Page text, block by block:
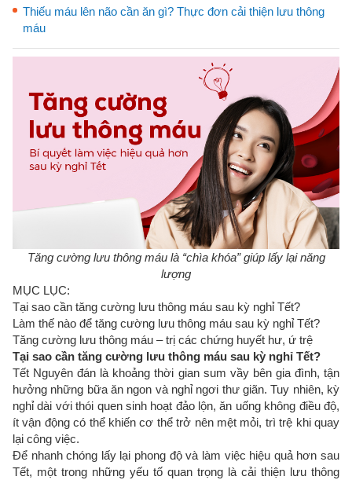
Thiếu máu lên não cần ăn gì? Thực đơn cải thiện lưu thông
máu
Tăng cường lưu thông máu là “chìa khóa” giúp lấy lại năng
lượng
MỤC LỤC:
Tại sao cần tăng cường lưu thông máu sau kỳ nghỉ Tết?
Làm thế nào để tăng cường lưu thông máu sau kỳ nghỉ Tết?
Tăng cường lưu thông máu – trị các chứng huyết hư, ứ trệ
Tại sao cần tăng cường lưu thông máu sau kỳ nghỉ Tết?
Tết Nguyên đán là khoảng thời gian sum vầy bên gia đình, tận
hưởng những bữa ăn ngon và nghỉ ngơi thư giãn. Tuy nhiên, kỳ
nghỉ dài với thói quen sinh hoạt đảo lộn, ăn uống không điều độ,
ít vận động có thể khiến cơ thể trở nên mệt mỏi, trì trệ khi quay
lại công việc.
Để nhanh chóng lấy lại phong độ và làm việc hiệu quả hơn sau
Tết, một trong những yếu tố quan trọng là cải thiện lưu thông